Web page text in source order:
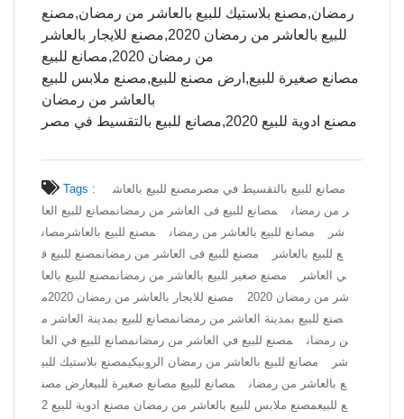
رمضان,مصنع بلاستيك للبيع بالعاشر من رمضان,مصنع
للبيع بالعاشر من رمضان 2020,مصنع للايجار بالعاشر
من رمضان 2020,مصانع للبيع
مصانع صغيرة للبيع,ارض مصنع للبيع,مصنع ملابس للبيع
بالعاشر من رمضان
مصنع ادوية للبيع 2020,مصانع للبيع بالتقسيط في مصر
Tags : مصانع للبيع بالتقسيط في مصر مصنع للبيع بالعاش
ر من رمضان
مصانع للبيع فى العاشر من رمضانمصانع للبيع العا
شر
مصانع للبيع بالعاشر من رمضان مصنع للبيع بالعاشر مصان
ع للبيع بالعاشر
مصنع للبيع فى العاشر من رمضانمصنع للبيع ف
ي العاشر
مصنع صغير للبيع بالعاشر من رمضانمصنع للبيع بالعا
شر من رمضان 2020
مصنع للايجار بالعاشر من رمضان 2020
م
صنع للبيع بمدينة العاشر من رمضانمصانع للبيع بمدينة العاشر م
ن رمضان
مصنع للبيع في العاشر من رمضانمصانع للبيع في العا
شر
مصانع للبيع بالعاشر من رمضان الروبيكيمصنع بلاستيك للبي
ع بالعاشر من رمضان
مصانع للبيع مصانع صغيرة للبيعارض مصن
ع للبيع
مصنع ملابس للبيع بالعاشر من رمضان مصنع ادوية للبيع 2